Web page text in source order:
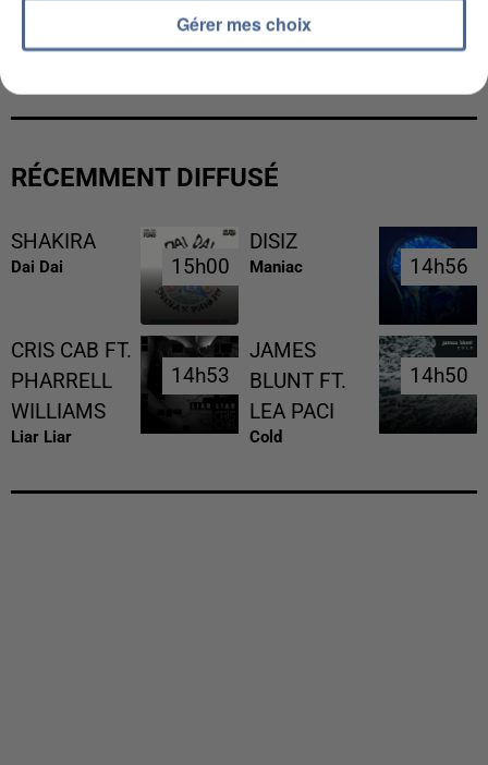
UNE TOURISTE DE L’OISE EMPORTÉE PAR UNE
RÉCEMMENT DIFFUSÉ
SHAKIRA
Dai Dai 15h00
15h00
DISIZ
Maniac 14h56
14h56
CRIS CAB FT.
PHARRELL
WILLIAMS
Liar Liar
14h53
14h53
JAMES
BLUNT FT.
LEA PACI
Cold
14h50
14h50
Gérer mes choix